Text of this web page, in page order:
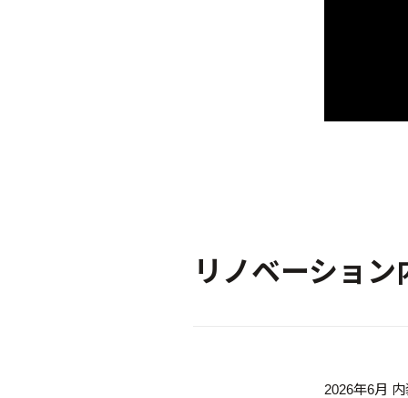
リノベーション
2026年6月